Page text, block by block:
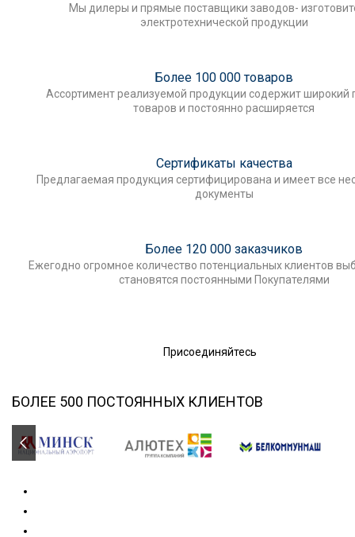
Мы дилеры и прямые поставщики заводов-
электротехнической продукции
Более 100 000 товаров
Ассортимент реализуемой продукции содержит широкий
товаров и постоянно расширяется
Сертификаты качества
Предлагаемая продукция сертифицирована и имеет все
документы
Более 120 000 заказчиков
Ежегодно огромное количество потенциальных клиентов
становятся постоянными Покупателями
Присоединяйтесь
БОЛЕЕ 500 ПОСТОЯННЫХ КЛИЕНТОВ